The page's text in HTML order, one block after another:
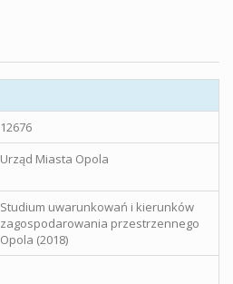
12676
Urząd Miasta Opola
Studium uwarunkowań i kierunków
zagospodarowania przestrzennego
Opola (2018)